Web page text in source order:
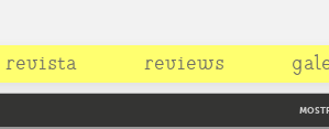
revista reviews